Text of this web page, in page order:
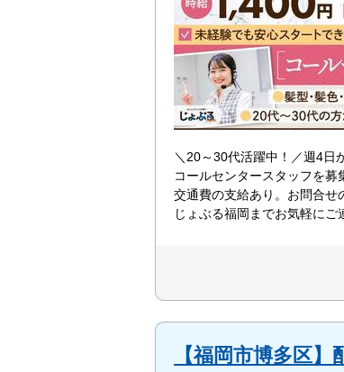
＼20～30代活躍中！／週4日
コールセンタースタッフを募
交通費の支給あり。お問合せ
じょぶる福岡までお気軽にご
【福岡市博多区